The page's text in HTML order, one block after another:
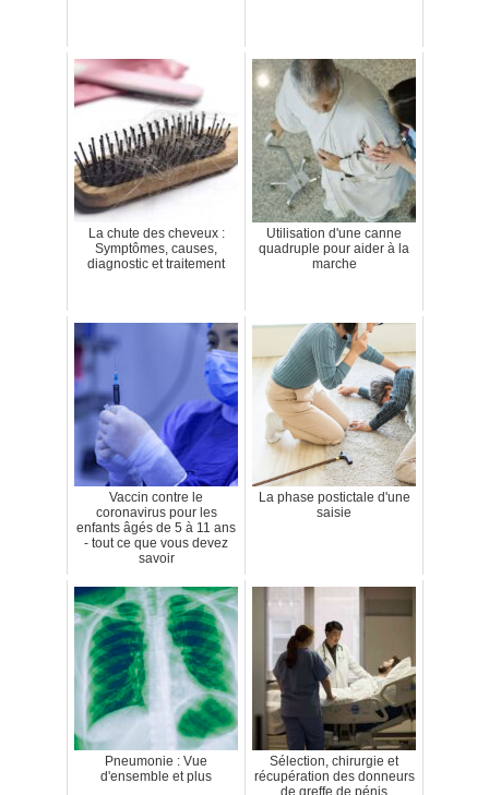
La chute des cheveux :
Symptômes, causes,
diagnostic et traitement
Utilisation d'une canne
quadruple pour aider à la
marche
Vaccin contre le
coronavirus pour les
enfants âgés de 5 à 11 ans
- tout ce que vous devez
savoir
La phase postictale d'une
saisie
Pneumonie : Vue
d'ensemble et plus
Sélection, chirurgie et
récupération des donneurs
de greffe de pénis